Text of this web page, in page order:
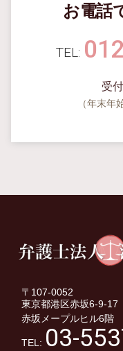
お電話
受
（年末年
〒107-0052
東京都港区赤坂6-9-17
赤坂メープルヒル6階
TEL: 03-